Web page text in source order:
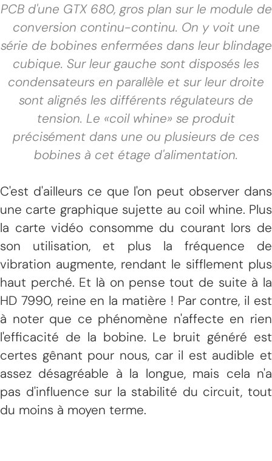
PCB d'une GTX 680, gros plan sur le module de
conversion continu-continu. On y voit une
série de bobines enfermées dans leur blindage
cubique. Sur leur gauche sont disposés les
condensateurs en parallèle et sur leur droite
sont alignés les différents régulateurs de
tension. Le «coil whine» se produit
précisément dans une ou plusieurs de ces
bobines à cet étage d'alimentation.
C'est d'ailleurs ce que l'on peut observer dans
une carte graphique sujette au coil whine. Plus
la carte vidéo consomme du courant lors de
son utilisation, et plus la fréquence de
vibration augmente, rendant le sifflement plus
haut perché. Et là on pense tout de suite à la
HD 7990, reine en la matière ! Par contre, il est
à noter que ce phénomène n'affecte en rien
l'efficacité de la bobine. Le bruit généré est
certes gênant pour nous, car il est audible et
assez désagréable à la longue, mais cela n'a
pas d'influence sur la stabilité du circuit, tout
du moins à moyen terme.